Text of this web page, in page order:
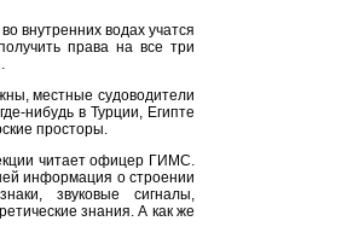
внутренних водах учатся
права на все три
местные судоводители
нибудь в Турции, Египте
просторы.
читает офицер ГИМС.
информация о строении
звуковые сигналы,
знания. А как же